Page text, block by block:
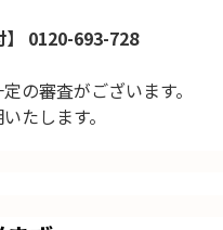
0120-693-728
の審査がございます。
たします。